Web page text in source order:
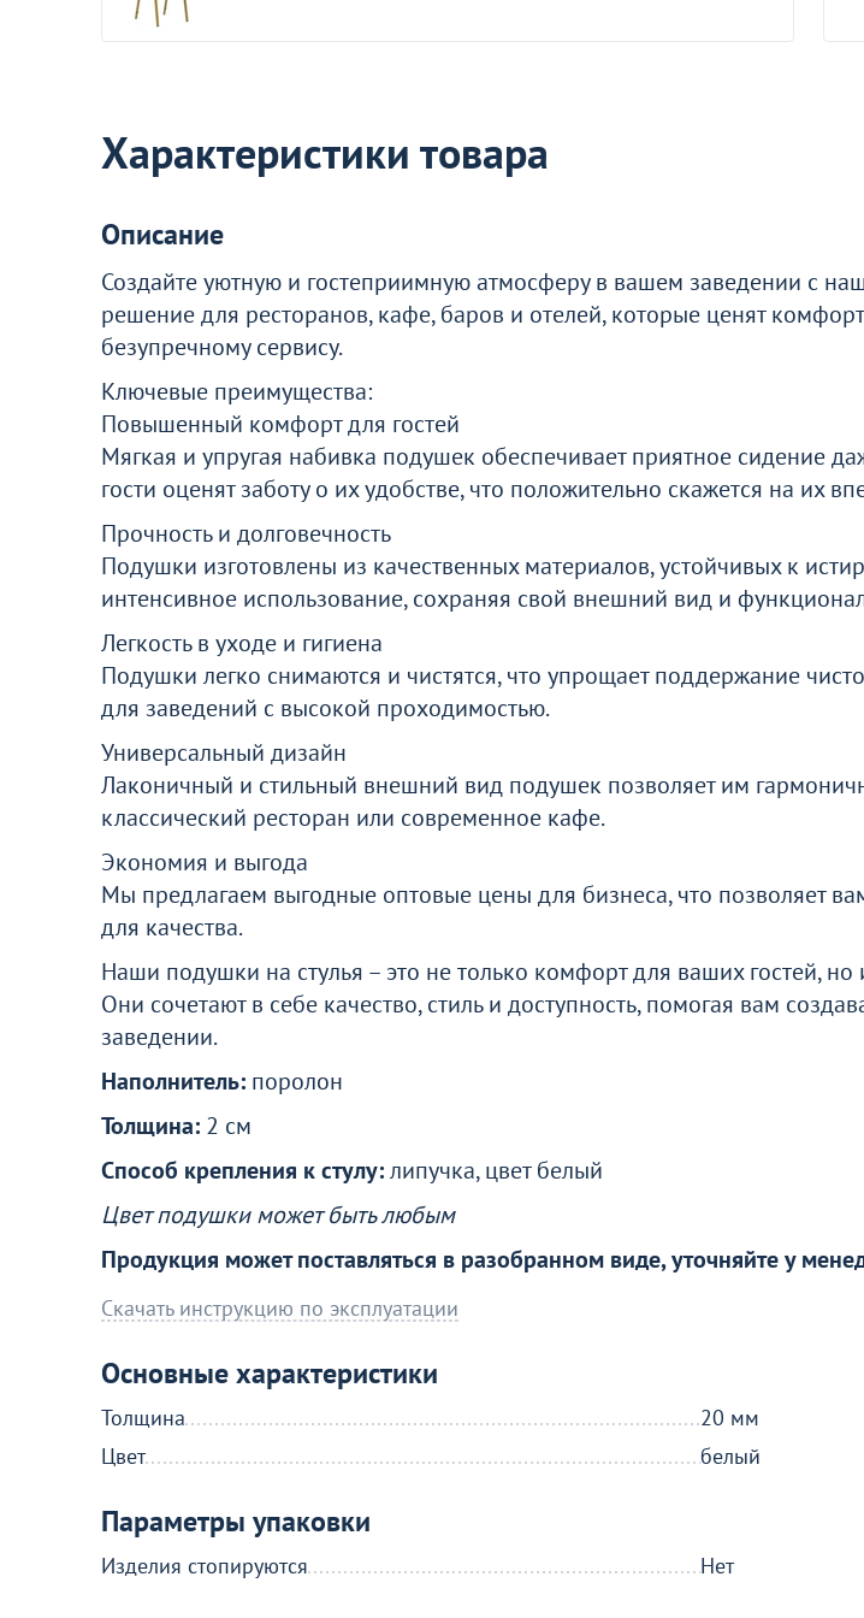
Характеристики товара
Описание
Создайте уютную и гостеприимную атмосферу в вашем заведении с
решение для ресторанов, кафе, баров и отелей, которые ценят
безупречному сервису.
Ключевые преимущества:
Повышенный комфорт для гостей
Мягкая и упругая набивка подушек обеспечивает приятное сидение
гости оценят заботу о их удобстве, что положительно скажется на их
Прочность и долговечность
Подушки изготовлены из качественных материалов, устойчивых к
интенсивное использование, сохраняя свой внешний вид и
Легкость в уходе и гигиена
Подушки легко снимаются и чистятся, что упрощает поддержание
для заведений с высокой проходимостью.
Универсальный дизайн
Лаконичный и стильный внешний вид подушек позволяет им
классический ресторан или современное кафе.
Экономия и выгода
Мы предлагаем выгодные оптовые цены для бизнеса, что позволяет
для качества.
Наши подушки на стулья – это не только комфорт для ваших гостей,
Они сочетают в себе качество, стиль и доступность, помогая вам
заведении.
Наполнитель: поролон
Толщина: 2 см
Способ крепления к стулу:липучка, цвет белый
Цвет подушки может быть любым
Продукция может поставляться в разобранном виде, уточняйте у
Скачать инструкцию по эксплуатации
Основные характеристики
Толщина
20 мм
Цвет
белый
Параметры упаковки
Изделия стопируются Нет
Стул Кьявари пластиковый НЬЮ,
316
Стул
Акции для вас
Бесплатная подушка к каждому
стулу «Кьявари»!🎉
Перейдите, чтобы узнать подробности
Больше не показывать это окно